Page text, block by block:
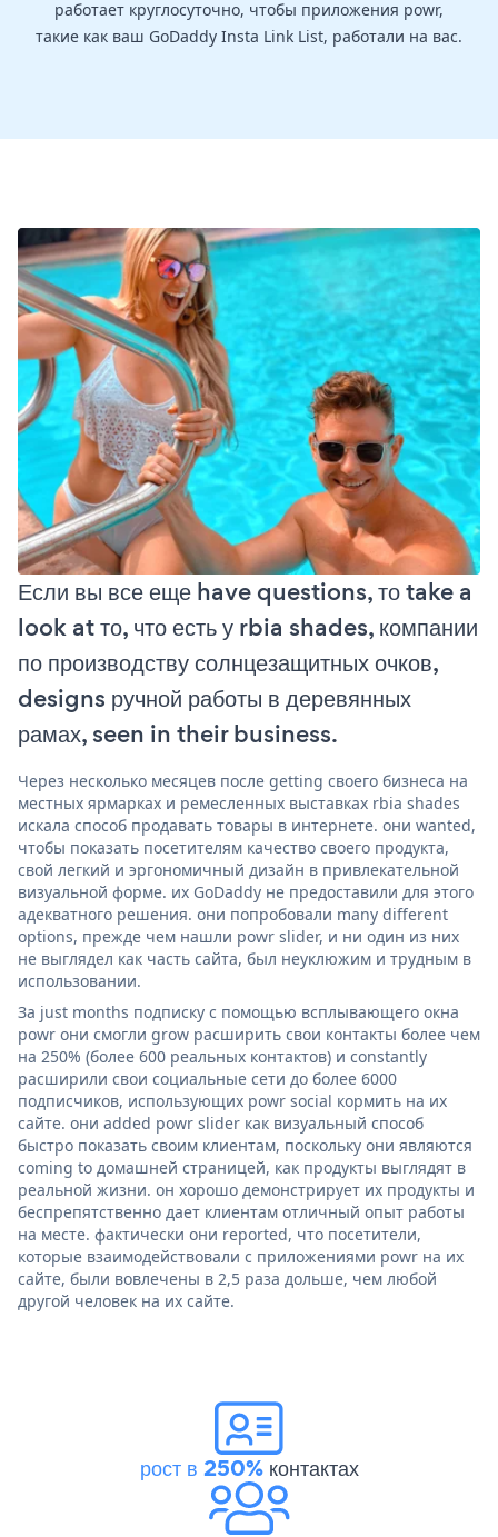
работает круглосуточно, чтобы приложения powr,
такие как ваш GoDaddy Insta Link List, работали на вас.
Если вы все еще have questions, то take a
look at то, что есть у rbia shades, компании
по производству солнцезащитных очков,
designs ручной работы в деревянных
рамах, seen in their business.
Через несколько месяцев после getting своего бизнеса на
местных ярмарках и ремесленных выставках rbia shades
искала способ продавать товары в интернете. они wanted,
чтобы показать посетителям качество своего продукта,
свой легкий и эргономичный дизайн в привлекательной
визуальной форме. их GoDaddy не предоставили для этого
адекватного решения. они попробовали many different
options, прежде чем нашли powr slider, и ни один из них
не выглядел как часть сайта, был неуклюжим и трудным в
использовании.
За just months подписку с помощью всплывающего окна
powr они смогли grow расширить свои контакты более чем
на 250% (более 600 реальных контактов) и constantly
расширили свои социальные сети до более 6000
подписчиков, использующих powr social кормить на их
сайте. они added powr slider как визуальный способ
быстро показать своим клиентам, поскольку они являются
coming to домашней страницей, как продукты выглядят в
реальной жизни. он хорошо демонстрирует их продукты и
беспрепятственно дает клиентам отличный опыт работы
на месте. фактически они reported, что посетители,
которые взаимодействовали с приложениями powr на их
сайте, были вовлечены в 2,5 раза дольше, чем любой
другой человек на их сайте.
рост в 250%контактах